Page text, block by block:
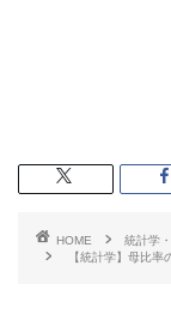
HOME
統計学
【統計学】母比